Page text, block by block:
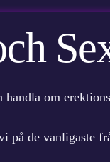
om
de vanligaste